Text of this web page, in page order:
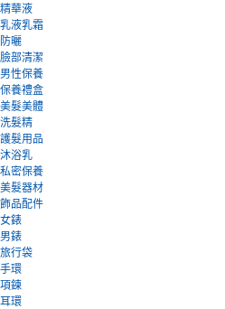
精華液
乳液乳霜
防曬
臉部清潔
男性保養
保養禮盒
美髮美體
洗髮精
護髮用品
沐浴乳
私密保養
美髮器材
飾品配件
女錶
男錶
旅行袋
手環
項鍊
耳環